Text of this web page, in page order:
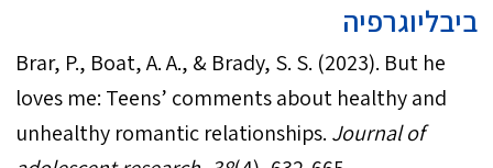
ביבליוגרפיה
Brar, P., Boat, A. A., & Brady, S. S. (2023). But he
loves me: Teens’ comments about healthy and
unhealthy romantic relationships. Journal of